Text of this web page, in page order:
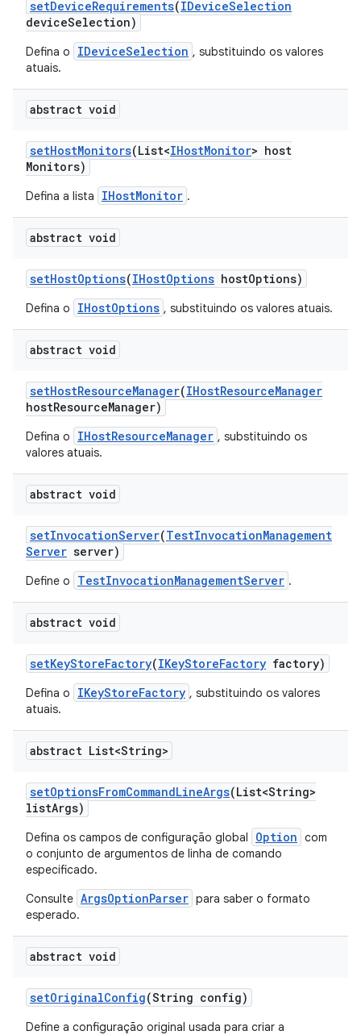
setDeviceRequirements(IDeviceSelection
deviceSelection)
Defina o IDeviceSelection , substituindo os valores
atuais.
abstract void
setHostMonitors(List<IHostMonitor> host
Monitors)
Defina a lista IHostMonitor .
abstract void
setHostOptions(IHostOptions hostOptions)
Defina o IHostOptions , substituindo os valores atuais.
abstract void
setHostResourceManager(IHostResourceManager
hostResourceManager)
Defina o IHostResourceManager , substituindo os
valores atuais.
abstract void
setInvocationServer(TestInvocationManagement
Server server)
Define o TestInvocationManagementServer .
abstract void
setKeyStoreFactory(IKeyStoreFactory factory)
Defina o IKeyStoreFactory , substituindo os valores
atuais.
abstract List<String>
setOptionsFromCommandLineArgs(List<String>
listArgs)
Defina os campos de configuração global Option com
o conjunto de argumentos de linha de comando
especificado.
Consulte ArgsOptionParser para saber o formato
esperado.
abstract void
setOriginalConfig(String config)
Define a configuração original usada para criar a